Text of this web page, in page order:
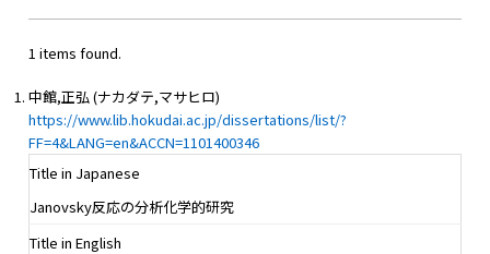
1 items found.
中館,正弘 (ナカダテ,マサヒロ)
https://www.lib.hokudai.ac.jp/dissertations/list/?
FF=4&LANG=en&ACCN=1101400346
Title in Japanese
Janovsky反応の分析化学的研究
Title in English